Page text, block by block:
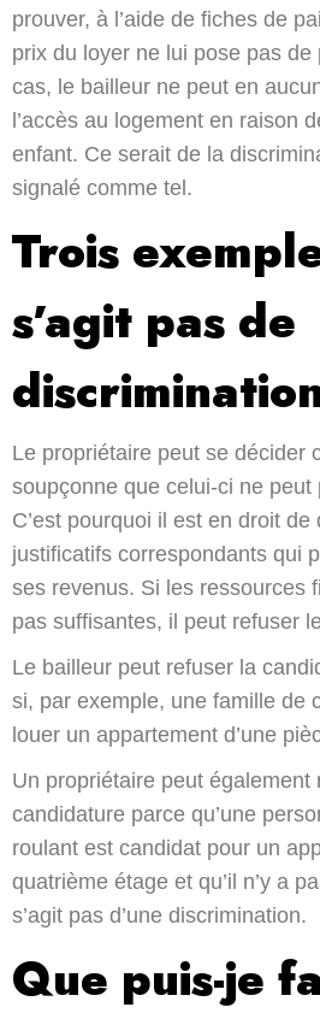
prouver, à l’aide de fiches de
prix du loyer ne lui pose pas
cas, le bailleur ne peut en
l’accès au logement en raison
enfant. Ce serait de la
signalé comme tel.
Trois
s’agit pas de
Le propriétaire peut se décider
soupçonne que celui-ci ne peut
C’est pourquoi il est en droit de
justificatifs correspondants qui
ses revenus. Si les ressources
pas suffisantes, il peut refuser
Le bailleur peut refuser la
si, par exemple, une famille de
louer un appartement d’une
Un propriétaire peut également
candidature parce qu’une
roulant est candidat pour un
quatrième étage et qu’il n’y a
s’agit pas d’une discrimination.
Que puis-je